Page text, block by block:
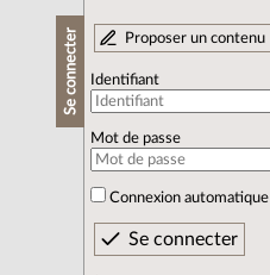
Se connecter Proposer un contenu
Identifiant
Mot de passe
Connexion automatique